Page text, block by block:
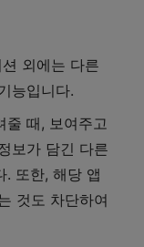
외에는 다른
능입니다.
줄 때, 보여주고
보가 담긴 다른
. 또한, 해당 앱
것도 차단하여